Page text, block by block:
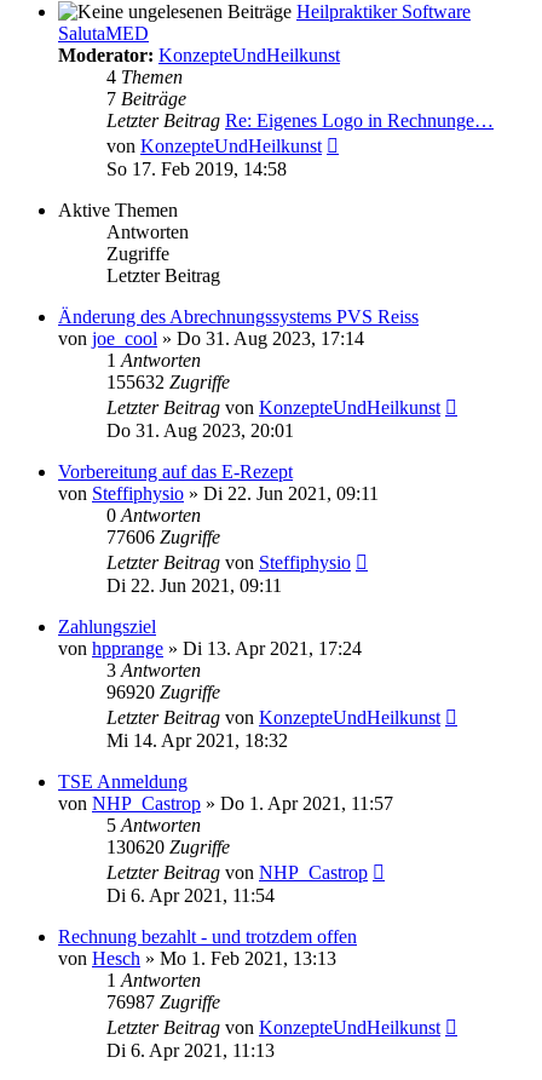
Heilpraktiker Software
SalutaMED
Moderator: KonzepteUndHeilkunst
4 Themen
7 Beiträge
Letzter Beitrag Re: Eigenes Logo in Rechnunge…
von KonzepteUndHeilkunst
So 17. Feb 2019, 14:58
Aktive Themen
Antworten
Zugriffe
Letzter Beitrag
Änderung des Abrechnungssystems PVS Reiss
von joe_cool » Do 31. Aug 2023, 17:14
1 Antworten
155632 Zugriffe
Letzter Beitrag von KonzepteUndHeilkunst
Do 31. Aug 2023, 20:01
Vorbereitung auf das E-Rezept
von Steffiphysio » Di 22. Jun 2021, 09:11
0 Antworten
77606 Zugriffe
Letzter Beitrag von Steffiphysio
Di 22. Jun 2021, 09:11
Zahlungsziel
von hpprange » Di 13. Apr 2021, 17:24
3 Antworten
96920 Zugriffe
Letzter Beitrag von KonzepteUndHeilkunst
Mi 14. Apr 2021, 18:32
TSE Anmeldung
von NHP_Castrop » Do 1. Apr 2021, 11:57
5 Antworten
130620 Zugriffe
Letzter Beitrag von NHP_Castrop
Di 6. Apr 2021, 11:54
Rechnung bezahlt - und trotzdem offen
von Hesch » Mo 1. Feb 2021, 13:13
1 Antworten
76987 Zugriffe
Letzter Beitrag von KonzepteUndHeilkunst
Di 6. Apr 2021, 11:13